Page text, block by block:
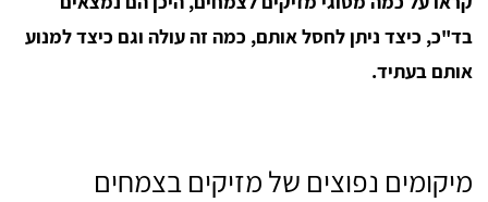
בד"כ, כיצד ניתן לחסל אותם, כמה זה עולה וגם כיצד למנוע
אותם בעתיד.
מיקומים נפוצים של מזיקים בצמחים